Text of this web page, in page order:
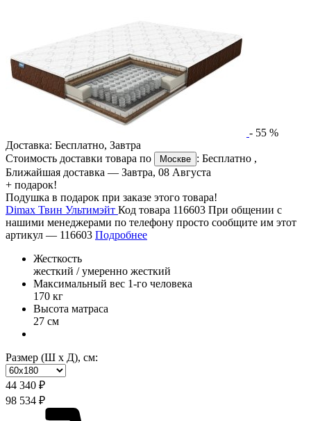
- 55 %
Доставка: Бесплатно, Завтра
Стоимость доставки товара по
Москве : Бесплатно ,
Ближайшая доставка — Завтра, 08 Августа
+ подарок!
Подушка в подарок при заказе этого товара!
Dimax Твин Ультимэйт Код товара 116603 При общении с
нашими менеджерами по телефону просто сообщите им этот
артикул — 116603 Подробнее
Жесткость
жесткий / умеренно жесткий
Максимальный вес 1-го человека
170 кг
Высота матраса
27 см
Размер (Ш х Д), см:
44 340 ₽
98 534 ₽